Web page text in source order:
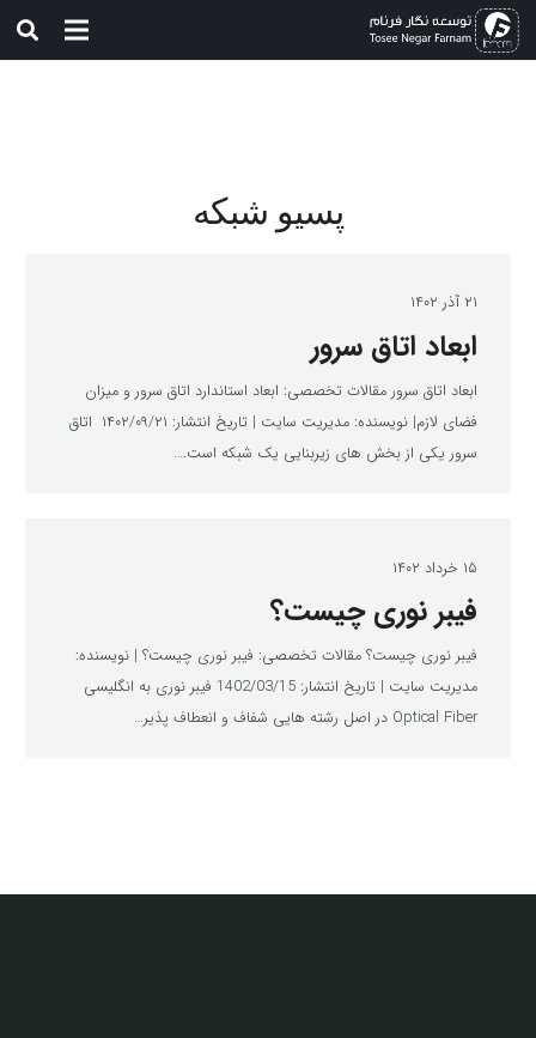
پسیو شبکه
۲۱ آذر ۱۴۰۲
ابعاد اتاق سرور
ابعاد اتاق سرور مقالات تخصصی: ابعاد استاندارد اتاق سرور و میزان
فضای لازم| نویسنده: مدیریت سایت | تاریخ انتشار: ۱۴۰۲/۰۹/۲۱ اتاق
سرور یکی از بخش های زیربنایی یک شبکه است.…
۱۵ خرداد ۱۴۰۲
فیبر نوری چیست؟
فیبر نوری چیست؟ مقالات تخصصی: فیبر نوری چیست؟ | نویسنده:
مدیریت سایت | تاریخ انتشار: 1402/03/15 فیبر نوری به انگلیسی
Optical Fiber در اصل رشته هایی شفاف و انعطاف پذیر…